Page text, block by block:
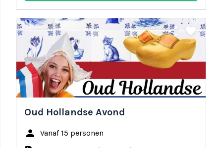
share favorite
Oud Hollandse Avond
person Vanaf 15 personen